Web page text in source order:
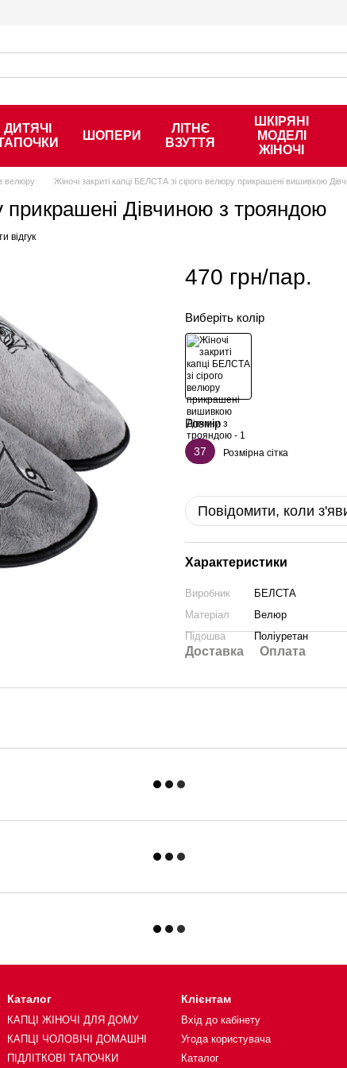
ДИТЯЧІ
ШОПЕРИ
ЛІТНЄ
ВЗУТТЯ
ШКІРЯНІ
МОДЕЛІ
ЖІНОЧІ
велюру Жіночі закриті капці БЕЛСТА зі сірого велюру прикрашені вишивкою
прикрашені Дівчиною з трояндою
відгук
470 грн/пар.
Виберіть колір
Розмір
37 Розмірна сітка
Повідомити, коли
Характеристики
Виробник
БЕЛСТА
Матеріал
Велюр
Підошва
Поліуретан
Доставка Оплата
Каталог
КАПЦІ ЖІНОЧІ ДЛЯ ДОМУ
КАПЦІ ЧОЛОВІЧІ ДОМАШНІ
ПІДЛІТКОВІ ТАПОЧКИ
Клієнтам
Вхід до кабінету
Угода користувача
Каталог